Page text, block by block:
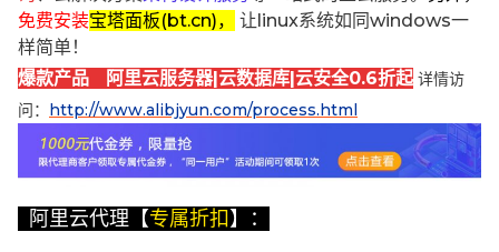
免费安装宝塔面板(bt.cn)，
让linux系统如同windows一
样简单！
爆款产品 阿里云服务器|云数据库|云安全0.6折起 详情访
问： http://www.alibjyun.com/process.html
阿里云代理【专属折扣】：